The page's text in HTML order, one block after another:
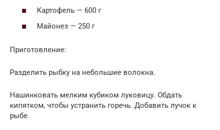
Картофель — 600 г
Майонез — 250 г
Приготовление:
Разделить рыбку на небольшие волокна.
Нашинковать мелким кубиком луковицу. Обдать
кипятком, чтобы устранить горечь. Добавить лучок к
рыбе.